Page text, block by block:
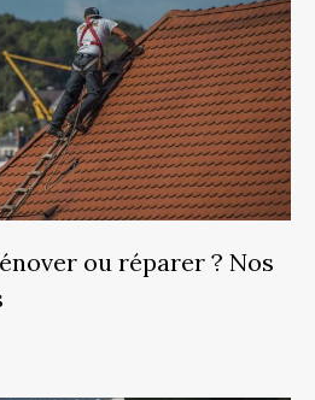
ou réparer ? Nos